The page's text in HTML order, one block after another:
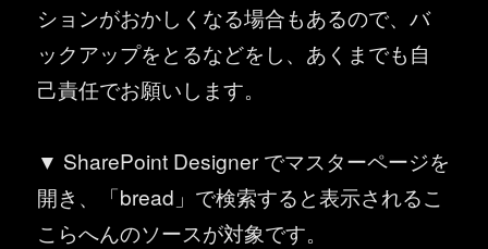
ションがおかしくなる場合もあるので、バ
ックアップをとるなどをし、あくまでも自
己責任でお願いします。
▼ SharePoint Designer でマスターページを
開き、「bread」で検索すると表示されるこ
こらへんのソースが対象です。